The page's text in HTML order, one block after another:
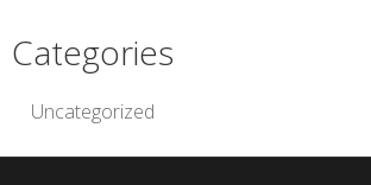
Categories
Uncategorized